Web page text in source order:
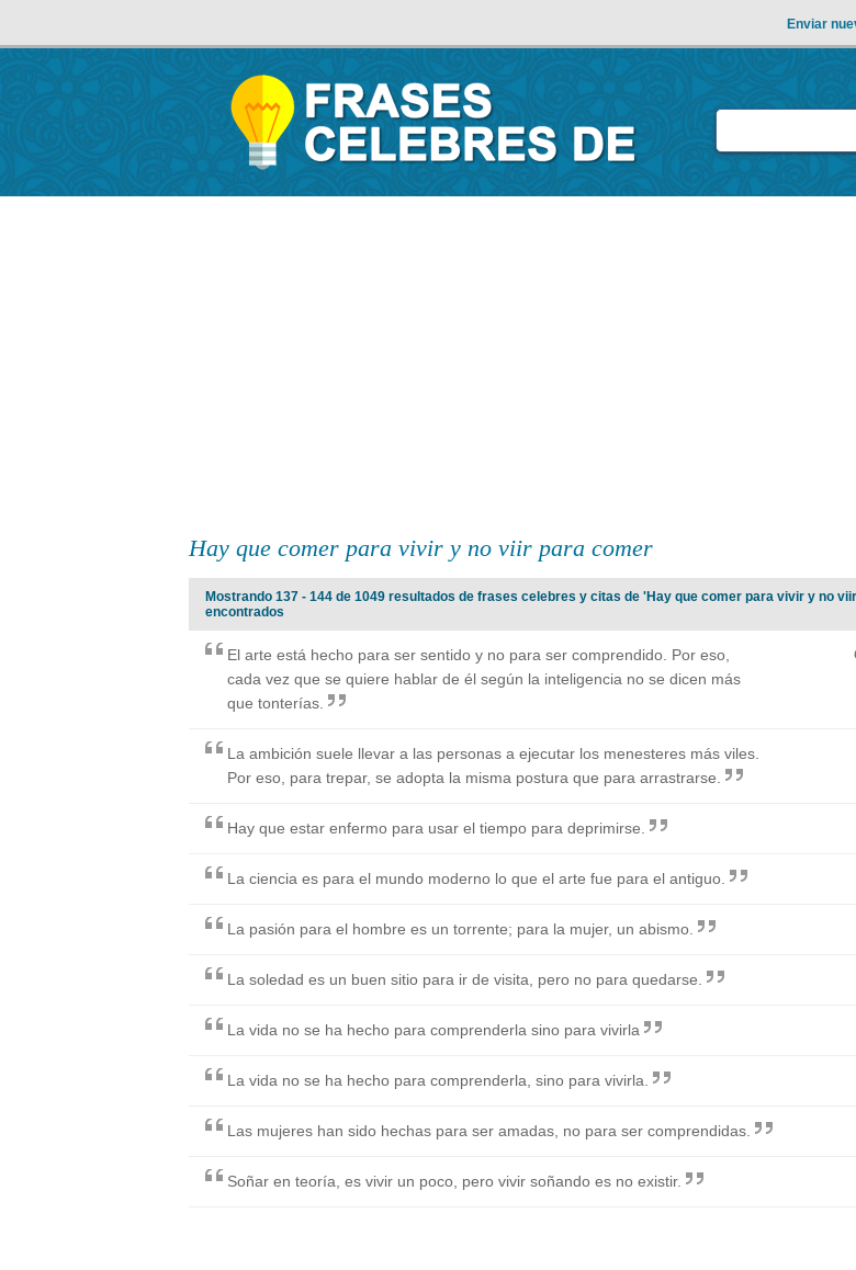
Enviar
Hay que comer para vivir y no viir para comer
Mostrando 137 - 144 de 1049 resultados de frases celebres y citas de 'Hay que comer para vivir y no
encontrados
El arte está hecho para ser sentido y no para ser comprendido. Por eso,
cada vez que se quiere hablar de él según la inteligencia no se dicen más
que tonterías.
La ambición suele llevar a las personas a ejecutar los menesteres más viles.
Por eso, para trepar, se adopta la misma postura que para arrastrarse.
Hay que estar enfermo para usar el tiempo para deprimirse.
La ciencia es para el mundo moderno lo que el arte fue para el antiguo.
La pasión para el hombre es un torrente; para la mujer, un abismo.
La soledad es un buen sitio para ir de visita, pero no para quedarse.
La vida no se ha hecho para comprenderla sino para vivirla
La vida no se ha hecho para comprenderla, sino para vivirla.
Las mujeres han sido hechas para ser amadas, no para ser comprendidas.
Soñar en teoría, es vivir un poco, pero vivir soñando es no existir.